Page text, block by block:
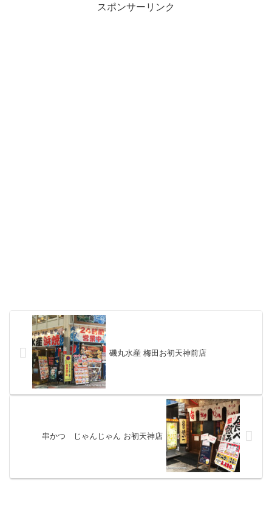
のカレー屋さんKANAE（カナ
白は、若い女性などに人気で、
スポンサーリンク
磯丸水産 梅田お初天神前店
串かつ じゃんじゃん お初天神店